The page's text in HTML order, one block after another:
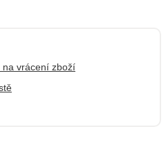
na vrácení zboží